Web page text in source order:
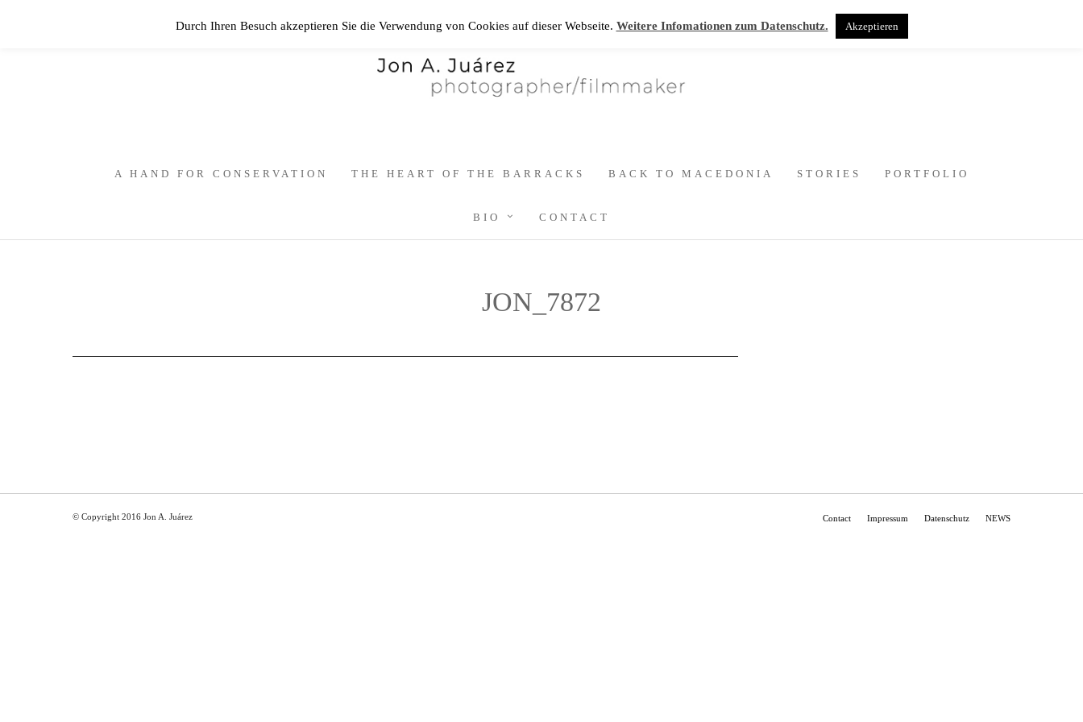
A HAND FOR CONSERVATION THE HEART OF THE BARRACKS BACK TO MACEDONIA STORIES PORTFOLIO
BIO CONTACT
JON_7872
Contact Impressum Datenschutz NEWS
© Copyright 2016 Jon A. Juárez
Durch Ihren Besuch akzeptieren Sie die Verwendung von Cookies auf dieser Webseite. Weitere Infomationen zum Datenschutz. Akzeptieren